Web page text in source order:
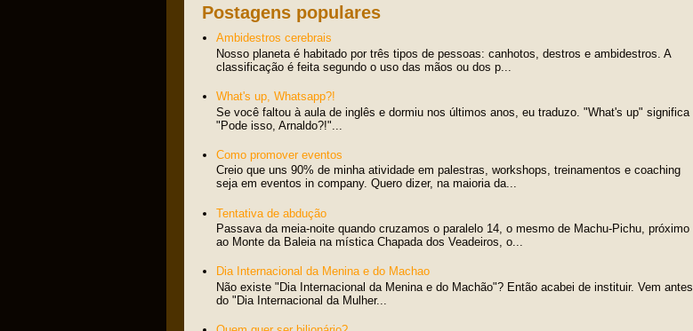
Postagens populares
Ambidestros cerebrais
Nosso planeta é habitado por três tipos de pessoas: canhotos, destros e ambidestros. A
classificação é feita segundo o uso das mãos ou dos p...
What's up, Whatsapp?!
Se você faltou à aula de inglês e dormiu nos últimos anos, eu traduzo. "What's up" significa
"Pode isso, Arnaldo?!"...
Como promover eventos
Creio que uns 90% de minha atividade em palestras, workshops, treinamentos e coaching
seja em eventos in company. Quero dizer, na maioria da...
Tentativa de abdução
Passava da meia-noite quando cruzamos o paralelo 14, o mesmo de Machu-Pichu, próximo
ao Monte da Baleia na mística Chapada dos Veadeiros, o...
Dia Internacional da Menina e do Machao
Não existe "Dia Internacional da Menina e do Machão"? Então acabei de instituir. Vem antes
do "Dia Internacional da Mulher...